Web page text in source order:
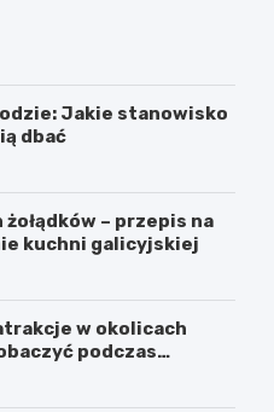
Jakie stanowisko
dbać
żołądków – przepis na
kuchni galicyjskiej
w okolicach
podczas